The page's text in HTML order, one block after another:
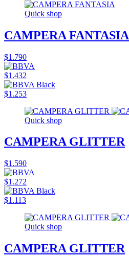
Quick shop
CAMPERA FANTASIA
$1.790
$1.432
$1.253
Quick shop
CAMPERA GLITTER
$1.590
$1.272
$1.113
Quick shop
CAMPERA GLITTER